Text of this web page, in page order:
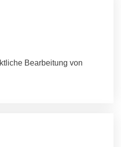
Bearbeitung von